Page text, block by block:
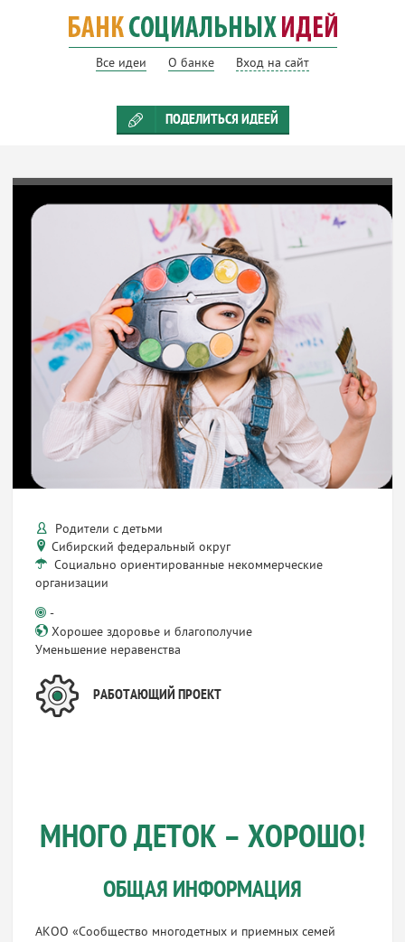
Все идеи О банке Вход на сайт
ПОДЕЛИТЬСЯ ИДЕЕЙ
Родители с детьми
Сибирский федеральный округ
Социально ориентированные некоммерческие
организации
-
Хорошее здоровье и благополучие
Уменьшение неравенства
РАБОТАЮЩИЙ ПРОЕКТ
МНОГО ДЕТОК – ХОРОШО!
ОБЩАЯ ИНФОРМАЦИЯ
АКОО «Сообщество многодетных и приемных семей